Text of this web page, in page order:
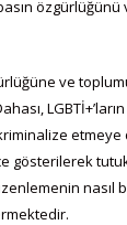
özgürlüğünü
ve
gösterilerek
nasıl